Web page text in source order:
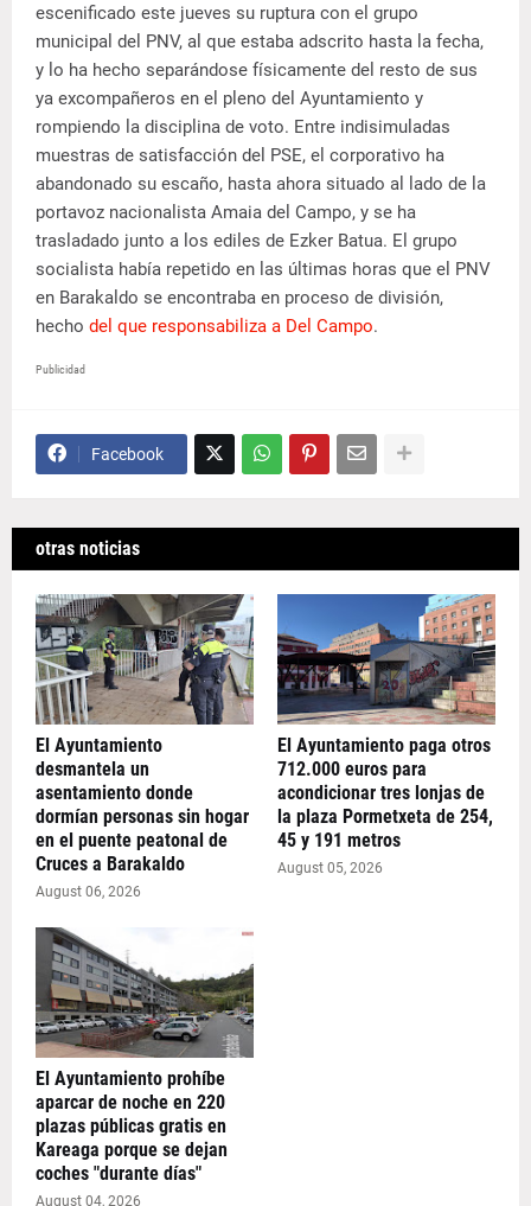
escenificado este jueves su ruptura con el grupo
municipal del PNV, al que estaba adscrito hasta la fecha,
y lo ha hecho separándose físicamente del resto de sus
ya excompañeros en el pleno del Ayuntamiento y
rompiendo la disciplina de voto. Entre indisimuladas
muestras de satisfacción del PSE, el corporativo ha
abandonado su escaño, hasta ahora situado al lado de la
portavoz nacionalista Amaia del Campo, y se ha
trasladado junto a los ediles de Ezker Batua. El grupo
socialista había repetido en las últimas horas que el PNV
en Barakaldo se encontraba en proceso de división,
hecho del que responsabiliza a Del Campo.
Publicidad
Facebook
otras noticias
El Ayuntamiento
desmantela un
asentamiento donde
dormían personas sin hogar
en el puente peatonal de
Cruces a Barakaldo
August 06, 2026
El Ayuntamiento paga otros
712.000 euros para
acondicionar tres lonjas de
la plaza Pormetxeta de 254,
45 y 191 metros
August 05, 2026
El Ayuntamiento prohíbe
aparcar de noche en 220
plazas públicas gratis en
Kareaga porque se dejan
coches "durante días"
August 04, 2026